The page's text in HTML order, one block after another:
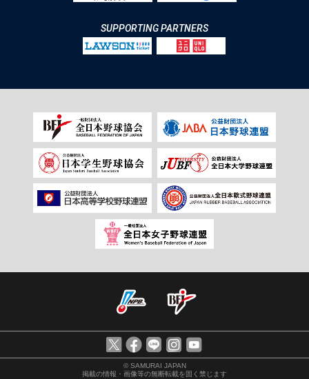
SUPPORTING PARTNERS
© SAMURAI JAPAN
掲載の情報・画像等の無断転載を固く禁じます